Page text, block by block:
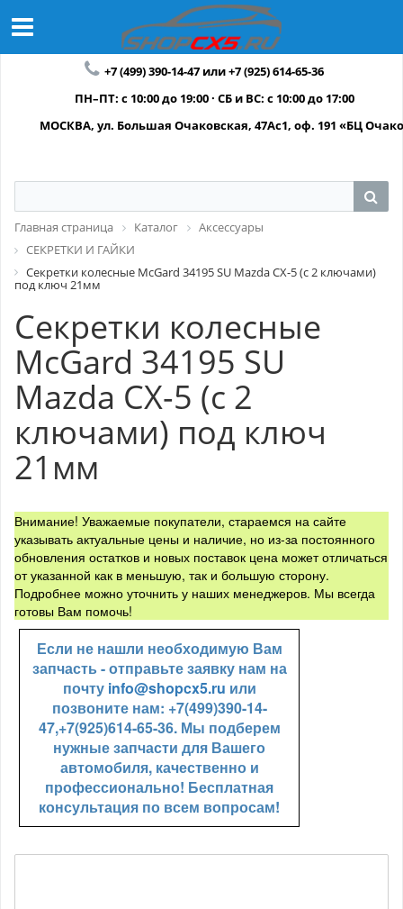
+7 (499) 390-14-47 или +7 (925) 614-65-36
ПН–ПТ: с 10:00 до 19:00 · СБ и ВС: с 10:00 до 17:00
МОСКВА, ул. Большая Очаковская, 47Ас1, оф. 191 «БЦ
Главная страница Каталог
Аксессуары
СЕКРЕТКИ И ГАЙКИ
Секретки колесные McGard 34195 SU Mazda CX-5 (с 2 ключами)
под ключ 21мм
Секретки колесные
McGard 34195 SU
Mazda CX-5 (с 2
ключами) под ключ
21мм
Внимание! Уважаемые покупатели, стараемся на сайте
указывать актуальные цены и наличие, но из-за постоянного
обновления остатков и новых поставок цена может отличаться
от указанной как в меньшую, так и большую сторону.
Подробнее можно уточнить у наших менеджеров. Мы всегда
готовы Вам помочь!
Если не нашли необходимую Вам
запчасть - отправьте заявку нам на
почту info@shopcx5.ru или
позвоните нам: +7(499)390-14-
47,+7(925)614-65-36. Мы подберем
нужные запчасти для Вашего
автомобиля, качественно и
профессионально! Бесплатная
консультация по всем вопросам!